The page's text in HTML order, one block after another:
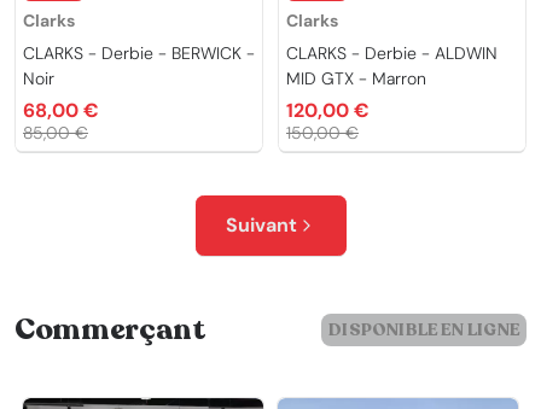
Clarks
CLARKS - Derbie - BERWICK -
Noir
68,00 €
85,00 €
Clarks
CLARKS - Derbie - ALDWIN
MID GTX - Marron
120,00 €
150,00 €
Suivant
Commerçant DISPONIBLE EN LIGNE